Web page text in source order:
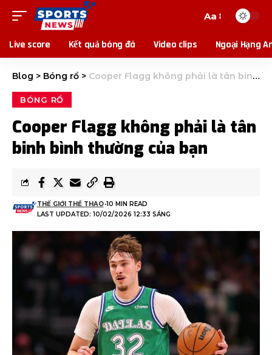
Aa
Live score Kết quả bóng đá Video clips Ngoại Hạng
Blog > Bóng rổ > Cooper Flagg không phải là tân binh bình thường của bạn
BÓNG RỔ
Cooper Flagg không phải là tân
binh bình thường của bạn
LAST UPDATED: 10/02/2026 12:33 SÁNG
THẾ GIỚI THỂ THAO 10 MIN READ